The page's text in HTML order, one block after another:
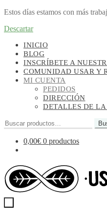
Estos días estamos con más
Descartar
navegación
contenido
INICIO
BLOG
INSCRÍBETE A
COMUNIDAD USAR Y
MI CUENTA
PEDIDOS
DIRECCIÓN
DETALLES DE LA
Buscar
por:
0,00€ 0 productos